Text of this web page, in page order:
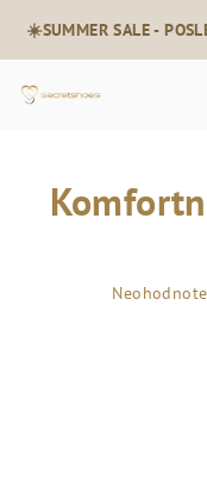
obsah
☀️SUMMER SALE -
Priemerné